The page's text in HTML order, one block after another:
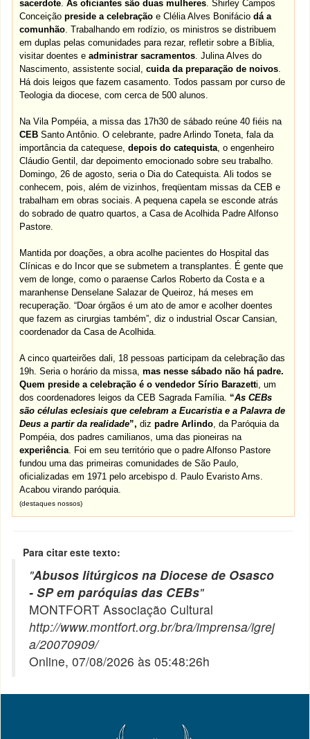
sacerdote. As oficiantes são duas mulheres.Shirley Campos
Conceiçãopreside a celebração eClélia Alves Bonifácio dá a
comunhão. Trabalhando em rodízio, os ministros se distribuem
em duplas pelas comunidades para rezar, refletir sobre a Bíblia,
visitar doentes eadministrar sacramentos.Julina Alves do
Nascimento, assistente social,cuida da preparação de noivos.
Há dois leigos que fazem casamento. Todos passam por curso de
Teologia da diocese, com cerca de 500 alunos.
NaVila Pompéia, amissa das 17h30 de sábado reúne 40 fiéis na
CEB Santo Antônio. O celebrante,padre Arlindo Toneta, fala da
importância da catequese,depois do catequista, oengenheiro
Cláudio Gentil ,dar depoimento emocionado sobre seu trabalho.
Domingo, 26 de agosto, seria o Dia do Catequista. Ali todos se
conhecem, pois, além de vizinhos, freqüentam missas da CEB e
trabalham em obras sociais. A pequena capela se esconde atrás
do sobrado de quatro quartos, a Casa de Acolhida Padre Alfonso
Pastore.
Mantida por doações, a obra acolhe pacientes do Hospital das
Clínicas e do Incor que se submetem a transplantes. É gente que
vem de longe, como o paraense Carlos Roberto da Costa e a
maranhense Denselane Salazar de Queiroz, há meses em
recuperação. “Doar órgãos é um ato de amor e acolher doentes
que fazem as cirurgias também”, diz o industrial Oscar Cansian,
coordenador da Casa de Acolhida.
A cinco quarteirões dali, 18 pessoas participam da celebração das
19h.Seria o horário da missa,mas nesse sábado não há padre.
Quem preside a celebração é o vendedor Sírio Barazetti, um
dos coordenadores leigos da CEB Sagrada Família. “As CEBs
são células eclesiais que celebram a Eucaristia e a Palavra de
Deus a partir da realidade”, dizpadre Arlindo, da Paróquia da
Pompéia, dospadres camilianos, uma das pioneiras na
experiência. Foi em seu território que opadre Alfonso Pastore
fundou uma das primeiras comunidades de São Paulo,
oficializadas em 1971 pelo arcebispo d. Paulo Evaristo Arns.
Acabou virando paróquia.
(destaques nossos)
Para citar este texto:
"Abusos litúrgicos na Diocese de Osasco
- SP em paróquias das CEBs"
MONTFORT Associação Cultural
http://www.montfort.org.br/bra/imprensa/igrej
a/20070909/
Online, 07/08/2026 às 05:48:26h